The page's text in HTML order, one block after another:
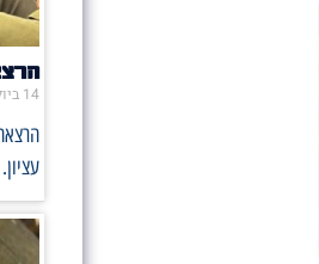
14 ביולי 2026
עציון.